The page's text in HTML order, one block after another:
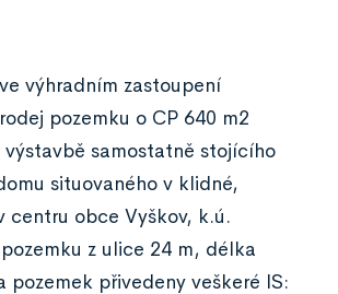
výhradním zastoupení
pozemku o CP 640 m2
výstavbě samostatně stojícího
situovaného v klidné,
centru obce Vyškov, k.ú.
z ulice 24 m, délka
pozemek přivedeny veškeré IS: